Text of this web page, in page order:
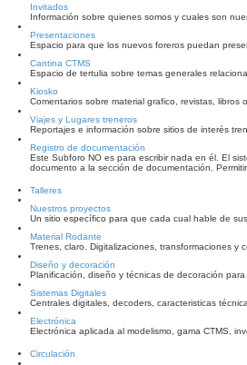
Invitados
Información sobre quienes somos y cuales son
Presentaciones
Espacio para que los nuevos foreros puedan
Cantina CTMS
Espacio de tertulia sobre temas generales
Kiosko
Comentarios sobre material grafico, revistas, libros
Viajes y Lugares treneros
Reportajes e información sobre sitios de interés
Registro de documentación
Este Subforo NO es para escribir nada en él. El
documento a la sección de documentación.
Talleres
Nuestros proyectos
Un sitio específico para que cada cual hable de
Material Rodante
Trenes, claro. Digitalizaciones, transformaciones
Diseño y decoración
Planificación, diseño y técnicas de decoración
Sistemas Digitales
Centrales digitales, decoders, caracteristicas
Electrónica
Electrónica aplicada al modelismo, gama CTMS,
Circulación